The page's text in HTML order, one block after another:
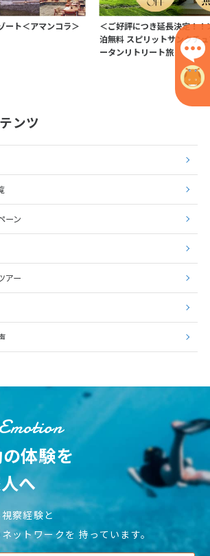
ート＜アマンコラ＞
＜ご好評につき延長決定！
泊無料 スピリットサンクチ
ータンリトリート旅
ンツ
ーン
アー
Emotion
体験を
へ
察経験と
ットワークを 持っています。